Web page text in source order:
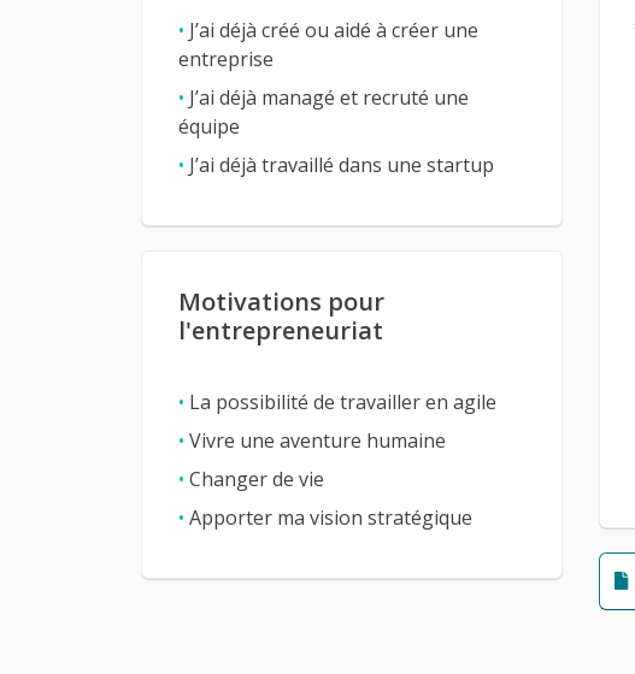
• J’ai déjà créé ou aidé à créer une
entreprise
• J’ai déjà managé et recruté une
équipe
• J’ai déjà travaillé dans une startup
Motivations pour
l'entrepreneuriat
• La possibilité de travailler en agile
• Vivre une aventure humaine
• Changer de vie
• Apporter ma vision stratégique